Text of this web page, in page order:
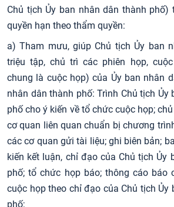
Chủ tịch Ủy ban nhân dân thành phố)
quyền hạn theo thẩm quyền:
a) Tham mưu, giúp Chủ tịch Ủy ban
triệu tập, chủ trì các phiên họp,
chung là cuộc họp) của Ủy ban nhân
nhân dân thành phố: Trình Chủ tịch Ủy
phố cho ý kiến về tổ chức cuộc họp;
cơ quan liên quan chuẩn bị chương
các cơ quan gửi tài liệu; ghi biên bản;
kiến kết luận, chỉ đạo của Chủ tịch Ủy
phố; tổ chức họp báo; thông cáo báo
cuộc họp theo chỉ đạo của Chủ tịch Ủy
phố;